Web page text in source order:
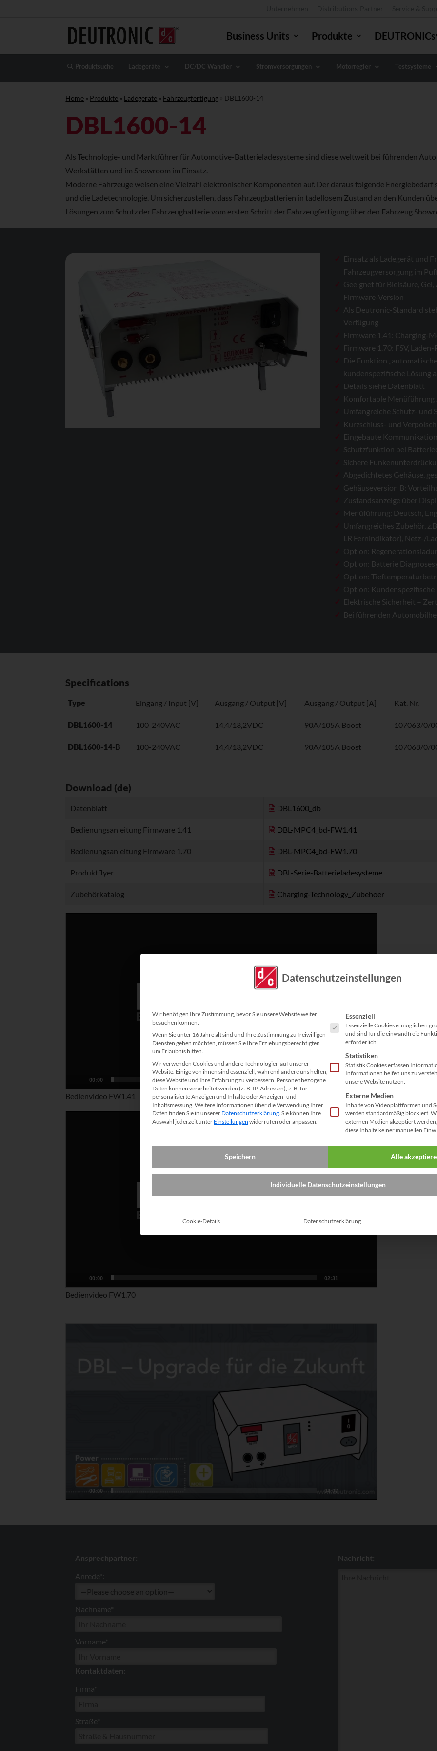
Business Units Produkte
Produktsuche Ladegeräte DC/DC Wandler Stromversorgungen Motorregler Testsysteme
Home » Produkte » Ladegeräte » Fahrzeugfertigung » DBL1600-14
DBL1600-14
Als Technologie- und Marktführer für Automotive-Batterieladesysteme sind diese weltweit bei führenden
Werkstätten und im Showroom im Einsatz.
Moderne Fahrzeuge weisen eine Vielzahl elektronischer Komponenten auf. Der daraus folgende
und die Ladetechnologie. Um sicherzustellen, dass Fahrzeugbatterien in tadellosem Zustand an den Kunden
Lösungen zum Schutz der Fahrzeugbatterie vom ersten Schritt der Fahrzeugfertigung über den Fahrzeug
Einsatz als Ladegerät und
Fahrzeugversorgung im
Geeignet für Bleisäure,
Firmware-Version
Als Deutronic-Standard
Verfügung
Firmware 1.41: Charging-
Firmware 1.70: FSV,
Die Funktion
kundenspezifische Lösung
Details siehe Datenblatt
Komfortable
Umfangreiche Schutz- und
Kurzschluss- und
Eingebaute
Schutzfunktion bei
Sichere
Abgedichtetes Gehäuse,
Gehäuseversion B:
Zustandsanzeige über
Menüführung: Deutsch,
Umfangreiches Zubehör,
LR Fernindikator), Netz-/
Option:
Option: Batterie
Option:
Option: Kundenspezifische
Elektrische Sicherheit –
Bei führenden
Specifications
Type Eingang / Input [V] Ausgang / Output [V] Ausgang / Output [A] Kat. Nr.
DBL1600-14 100-240VAC 14,4/13,2VDC 90A/105A Boost 107063/0/
DBL1600-14-B 100-240VAC 14,4/13,2VDC 90A/105A Boost 107068/0/
Download (de)
Datenblatt DBL1600_db
Bedienungsanleitung Firmware 1.41 DBL-MPC4_bd-FW1.41
Bedienungsanleitung Firmware 1.70 DBL-MPC4_bd-FW1.70
Produktflyer DBL-Serie-Batterieladesysteme
Zubehörkatalog Charging-Technology_Zubehoer
00:00 02:31
Bedienvideo FW1.41
00:00 02:31
Bedienvideo FW1.70
00:00 04:07
Ansprechpartner:
Anrede*:
Nachname*
Vorname*
Kontaktdaten:
Firma*
Straße*
Nachricht:
Datenschutzeinstellungen
Wir benötigen Ihre Zustimmung, bevor Sie unsere Website weiter
besuchen können.
Wenn Sie unter 16 Jahre alt sind und Ihre Zustimmung zu freiwilligen
Diensten geben möchten, müssen Sie Ihre Erziehungsberechtigten
um Erlaubnis bitten.
Wir verwenden Cookies und andere Technologien auf unserer
Website. Einige von ihnen sind essenziell, während andere uns helfen,
diese Website und Ihre Erfahrung zu verbessern. Personenbezogene
Daten können verarbeitet werden (z. B. IP-Adressen), z. B. für
personalisierte Anzeigen und Inhalte oder Anzeigen- und
Inhaltsmessung. Weitere Informationen über die Verwendung Ihrer
Daten finden Sie in unserer Datenschutzerklärung Sie können Ihre
Auswahl jederzeit unter Einstellungen widerrufen oder anpassen.
Es folgt eine Liste der Service-
Essenziell
Essenzielle Cookies ermöglichen
und sind für die einwandfreie
erforderlich.
Statistiken
Statistik Cookies erfassen
Informationen helfen uns zu
unsere Website nutzen.
Externe Medien
Inhalte von Videoplattformen und
werden standardmäßig blockiert.
externen Medien akzeptiert
diese Inhalte keiner manuellen
Speichern Alle
Individuelle Datenschutzeinstellungen
Cookie-Details Datenschutzerklärung